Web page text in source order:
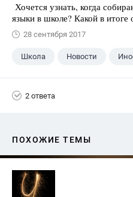
Хочется узнать, когда
языки в школе? Какой в итоге
28 сентября 2017
Школа Новости
2 ответа
ПОХОЖИЕ ТЕМЫ